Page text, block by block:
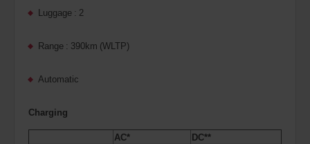
Luggage : 2
Range : 390km (WLTP)
Automatic
Charging
AC*
DC**